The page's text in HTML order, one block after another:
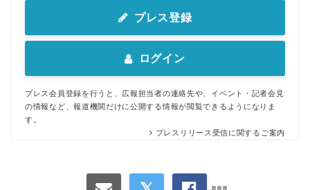
プレス登録
ログイン
プレス会員登録を行うと、広報担当者の連絡先や、イベント・記者会見
の情報など、報道機関だけに公開する情報が閲覧できるようになりま
す。
プレスリリース受信に関するご案内